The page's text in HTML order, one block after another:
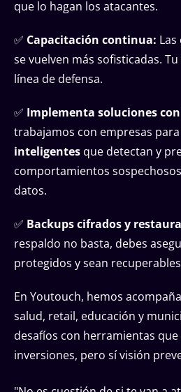
que lo hagan los atacantes.
✅ Capacitación continua:
se vuelven más sofisticadas.
línea de defensa.
✅ Implementa soluciones
trabajamos con empresas
inteligentes que detectan y
comportamientos
datos.
✅ Backups cifrados y
respaldo no basta, debes
protegidos y sean
En Youtouch, hemos
salud, retail, educación y
desafíos con herramientas
inversiones, pero sí visión